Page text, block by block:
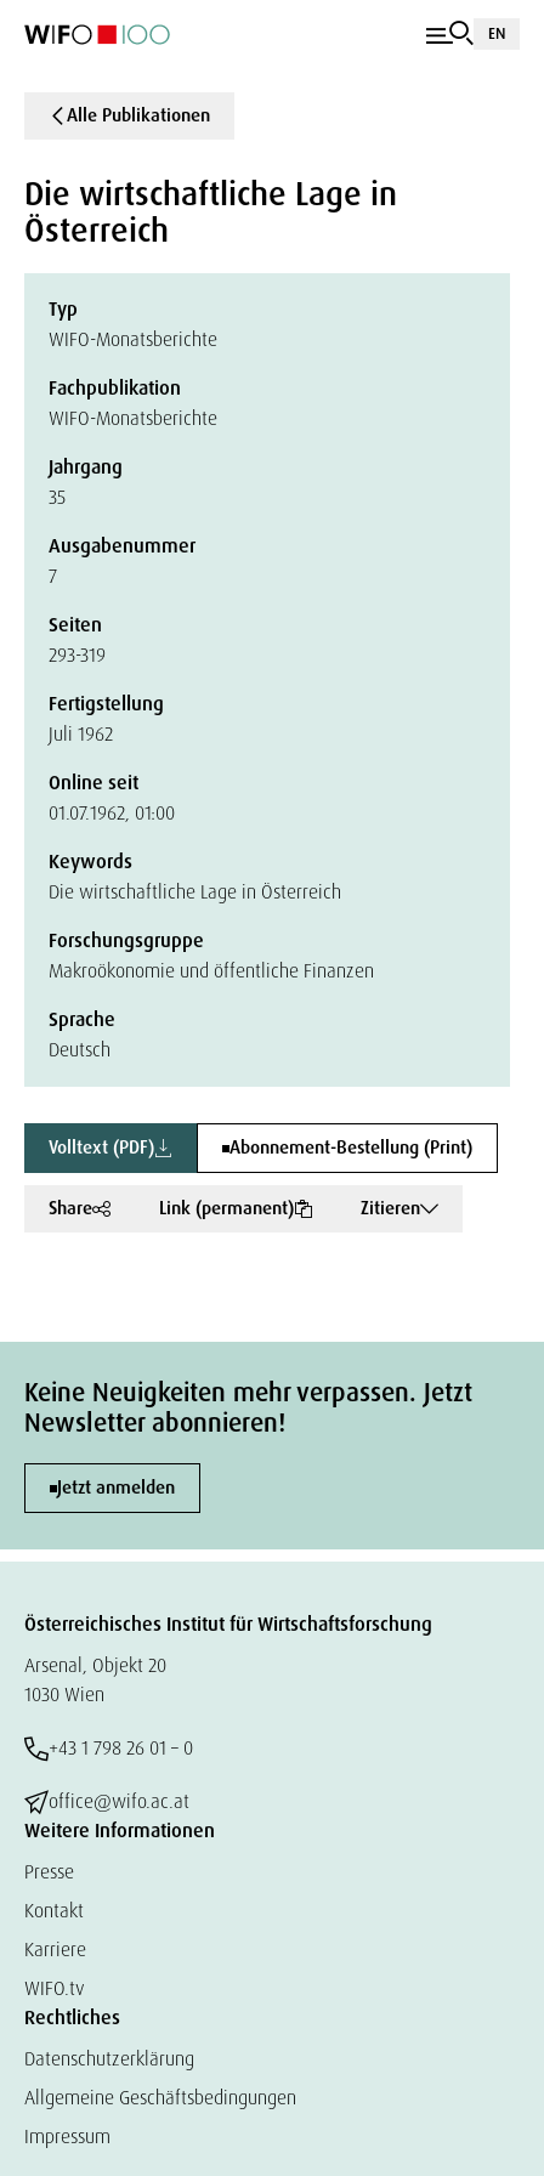
EN
Alle Publikationen
Die wirtschaftliche Lage in
Österreich
Typ
WIFO-Monatsberichte
Fachpublikation
WIFO-Monatsberichte
Jahrgang
35
Ausgabenummer
7
Seiten
293-319
Fertigstellung
Juli 1962
Online seit
01.07.1962, 01:00
Keywords
Die wirtschaftliche Lage in Österreich
Forschungsgruppe
Makroökonomie und öffentliche Finanzen
Sprache
Deutsch
Volltext (PDF) Abonnement-Bestellung (Print)
Share Link (permanent) Zitieren
Keine Neuigkeiten mehr verpassen. Jetzt
Newsletter abonnieren!
Jetzt anmelden
Österreichisches Institut für Wirtschaftsforschung
Arsenal, Objekt 20
1030 Wien
+43 1 798 26 01 – 0
office@wifo.ac.at
Weitere Informationen
Presse
Kontakt
Karriere
WIFO.tv
Rechtliches
Datenschutzerklärung
Allgemeine Geschäftsbedingungen
Impressum